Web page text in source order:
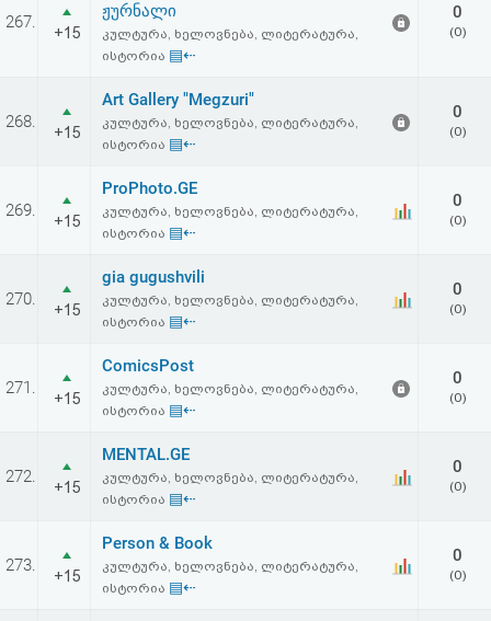
პასუხისმგებლობის
267.
+15
ჟურნალი
კულტურა, ხელოვნება, ლიტერატურა,
ისტორია ▤⇠
0
(0)
268.
+15
Art Gallery "Megzuri"
კულტურა, ხელოვნება, ლიტერატურა,
ისტორია ▤⇠
0
(0)
269.
+15
ProPhoto.GE
კულტურა, ხელოვნება, ლიტერატურა,
ისტორია ▤⇠
0
(0)
270.
+15
gia gugushvili
კულტურა, ხელოვნება, ლიტერატურა,
ისტორია ▤⇠
0
(0)
271.
+15
ComicsPost
კულტურა, ხელოვნება, ლიტერატურა,
ისტორია ▤⇠
0
(0)
272.
+15
MENTAL.GE
კულტურა, ხელოვნება, ლიტერატურა,
ისტორია ▤⇠
0
(0)
273.
+15
Person & Book
კულტურა, ხელოვნება, ლიტერატურა,
ისტორია ▤⇠
0
(0)